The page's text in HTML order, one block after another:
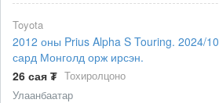
Toyota
2012 оны Prius Alpha S Touring. 2024/10
сард Монголд орж ирсэн.
26 сая ₮ Тохиролцоно
Улаанбаатар